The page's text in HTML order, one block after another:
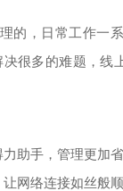
的，日常工作一
很多的难题，
助手，管理更加省
网络连接如丝般顺